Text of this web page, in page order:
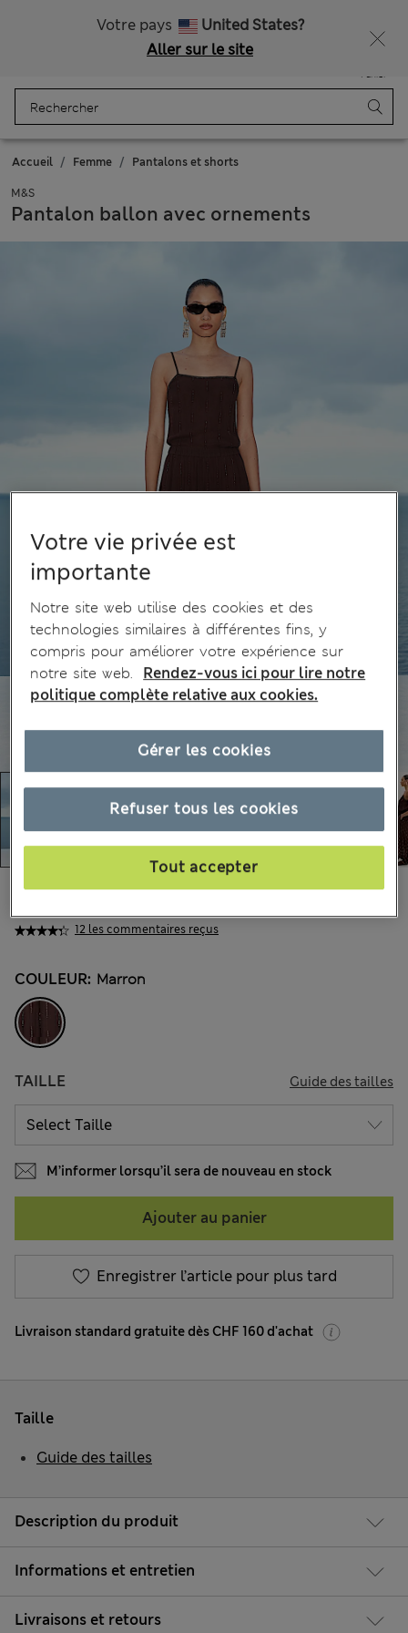
Votre pays
United States?
Aller sur le site
Panier
Accueil Femme Pantalons et shorts
M&S
Pantalon ballon avec ornements
12 les commentaires reçus
CHF81.90
COULEUR: Marron
TAILLE Guide des tailles
M’informer lorsqu’il sera de nouveau en stock
Ajouter au panier
Enregistrer l’article pour plus tard
Livraison standard gratuite dès CHF 160 d'achat
Description du produit
Informations et entretien
Livraisons et retours
Taille
Guide des tailles
Votre vie privée est
importante
Notre site web utilise des cookies et des
technologies similaires à différentes fins, y
compris pour améliorer votre expérience sur
notre site web.
Rendez-vous ici pour lire notre
politique complète relative aux cookies.
Refuser tous les cookies
Tout accepter
Gérer les cookies